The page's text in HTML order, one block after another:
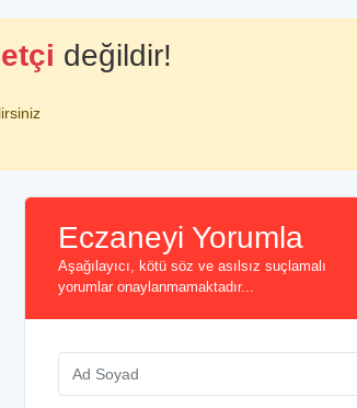
değildir!
Eczaneyi Yorumla
Aşağılayıcı, kötü söz ve asılsız suçlamalı
yorumlar onaylanmamaktadır...